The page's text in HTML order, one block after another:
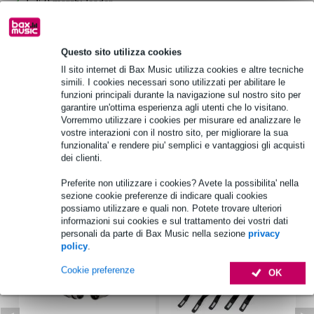
Questo sito utilizza cookies
Il sito internet di Bax Music utilizza cookies e altre tecniche
simili. I cookies necessari sono utilizzati per abilitare le
funzioni principali durante la navigazione sul nostro sito per
garantire un'ottima esperienza agli utenti che lo visitano.
Vorremmo utilizzare i cookies per misurare ed analizzare le
vostre interazioni con il nostro sito, per migliorare la sua
funzionalita' e rendere piu' semplici e vantaggiosi gli acquisti
dei clienti.
Preferite non utilizzare i cookies? Avete la possibilita' nella
sezione cookie preferenze di indicare quali cookies
possiamo utilizzare e quali non. Potete trovare ulteriori
informazioni sui cookies e sul trattamento dei vostri dati
personali da parte di Bax Music nella sezione privacy
policy.
OK
Cookie preferenze
1.250 marchi leader
Informazioni sul prodotto
marca: Visaton
tipo: driver per altoparlante a gamma completa
dimensione driver: 4 pollici
Specifiche complete
Accessori (7)